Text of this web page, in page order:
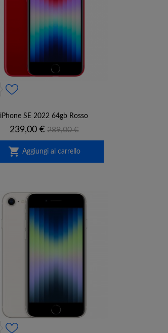
iPhone SE 2022 64gb Rosso
Prezzo
239,00 € Prezzo
base
289,00 €
 Aggiungi al carrello